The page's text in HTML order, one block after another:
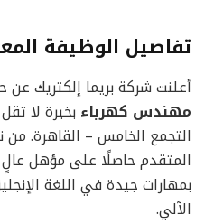
تفاصيل الوظيفة
أعلنت شركة بريما إلكتريك
مهندس كهرباء بخبرة لا
التجمع الخامس – القاهرة.
المتقدم حاصلًا على مؤهل
بمهارات جيدة في اللغة
الآلي.